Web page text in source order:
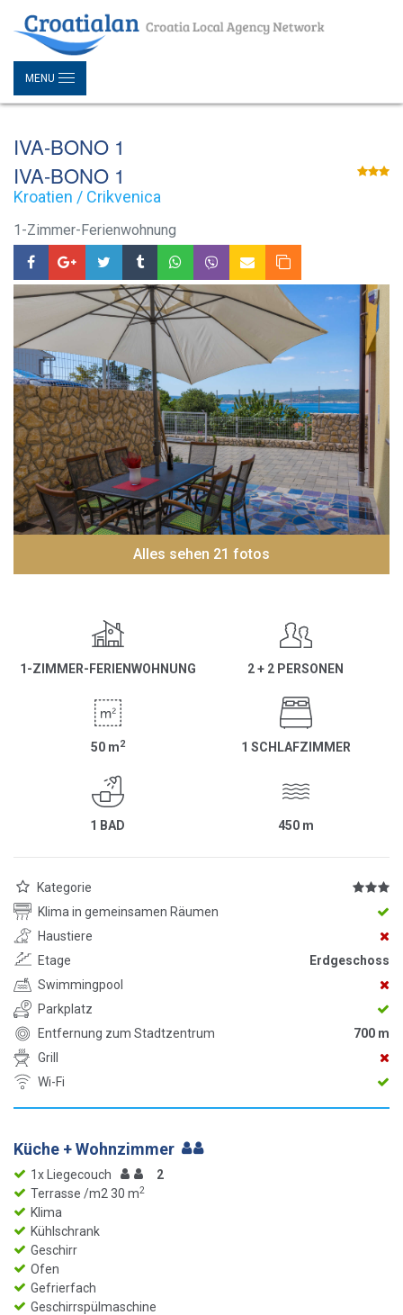
MENU
IVA-BONO 1
IVA-BONO 1
Kroatien / Crikvenica
1-Zimmer-Ferienwohnung
Alles sehen 21 fotos
1-ZIMMER-FERIENWOHNUNG 2 + 2 PERSONEN
50 m2 1 SCHLAFZIMMER
1 BAD 450 m
Kategorie
Klima in gemeinsamen Räumen
Haustiere
Etage
Erdgeschoss
Swimmingpool
Parkplatz
Entfernung zum Stadtzentrum
700 m
Grill
Wi-Fi
Küche + Wohnzimmer
1x Liegecouch
2
Terrasse /m2 30 m2
Klima
Kühlschrank
Geschirr
Ofen
Gefrierfach
Geschirrspülmaschine